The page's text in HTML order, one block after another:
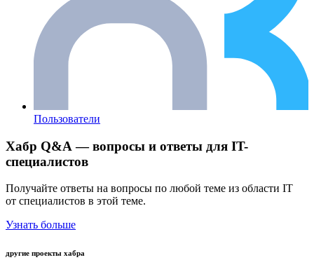
Пользователи
Хабр Q&A — вопросы и ответы для IT-
специалистов
Получайте ответы на вопросы по любой теме из области IT
от специалистов в этой теме.
Узнать больше
другие проекты хабра